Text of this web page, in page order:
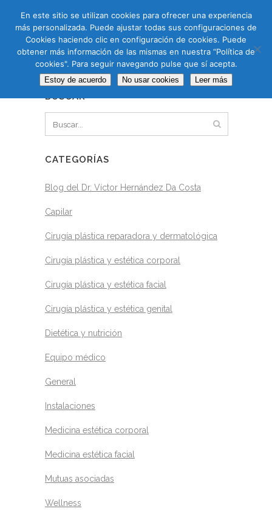
CAT ENG
BLOG
BUSCAR
CATEGORÍAS
Blog del Dr. Víctor Hernández Da Costa
Capilar
Cirugía plástica reparadora y dermatológica
Cirugía plástica y estética corporal
Cirugía plástica y estética facial
Cirugía plástica y estética genital
Dietética y nutrición
Equipo médico
General
Instalaciones
Medicina estética corporal
Medicina estética facial
Mutuas asociadas
Wellness
En este sitio se utilizan cookies para ofrecer una experiencia
más personalizada. Puede ajustar todas sus configuraciones de
Cookies haciendo clic en configuración de cookies. Puede
obtener más información de las mismas en nuestra “Política de
cookies". Para seguir navegando pulse que sí acepta.
Estoy de acuerdo No usar cookies Leer más